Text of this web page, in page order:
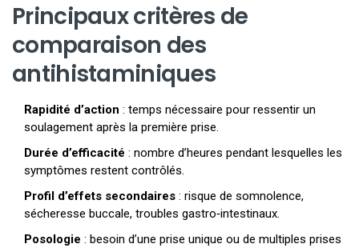
Principaux critères de
comparaison des
antihistaminiques
Rapidité d’action : temps nécessaire pour ressentir un
soulagement après la première prise.
Durée d’efficacité : nombre d’heures pendant lesquelles les
symptômes restent contrôlés.
Profil d’effets secondaires : risque de somnolence,
sécheresse buccale, troubles gastro‑intestinaux.
Posologie : besoin d’une prise unique ou de multiples prises